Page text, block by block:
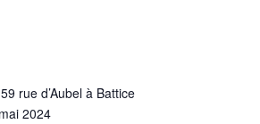
rue d’Aubel à Battice
2024